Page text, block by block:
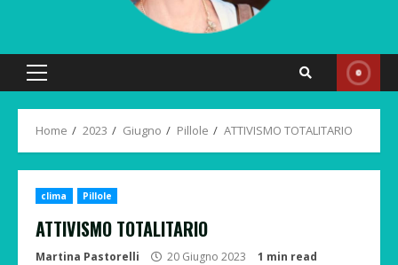
Primary
Home 2023 Giugno Pillole ATTIVISMO TOTALITARIO
clima Pillole
ATTIVISMO TOTALITARIO
Martina Pastorelli 20 Giugno 2023 1 min read